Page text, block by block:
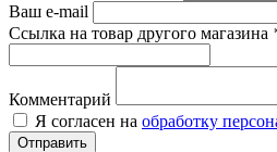
Ваш e-mail
Ссылка на товар другого магазина
Комментарий
Я согласен на обработку
Отправить